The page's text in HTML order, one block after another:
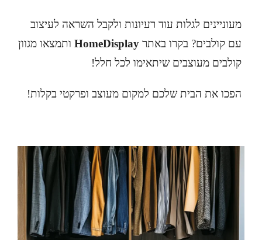
מעוניינים לגלות עוד רעיונות ולקבל השראה לעיצוב
עם קולבים? בקרו באתר HomeDisplay ותמצאו מגוון
קולבים מעוצבים שיתאימו לכל חלל!
הפכו את הבית שלכם למקום מעוצב ופרקטי בקלות!